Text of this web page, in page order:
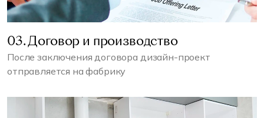
03. Договор и производство
После заключения договора дизайн-проект
отправляется на фабрику